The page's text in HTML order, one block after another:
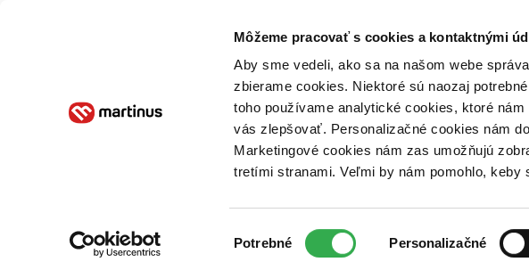
Môžeme pracovať s cookies a kontaktnými
Aby sme vedeli, ako sa na našom webe
zbierame cookies. Niektoré sú naozaj
toho používame analytické cookies, ktoré
vás zlepšovať. Personalizačné cookies nám
Marketingové cookies nám zas umožňujú
tretími stranami. Veľmi by nám pomohlo,
súhlasu
Potrebné Personalizačné
Poukážky Kontakt